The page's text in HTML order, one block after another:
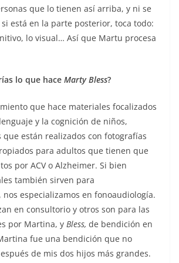
que lo tienen así arriba, y ni se
está en la parte posterior, toca todo:
lo visual… Así que Martu procesa
lo que hace Marty Bless?
que hace materiales focalizados
y la cognición de niños,
están realizados con fotografías
para adultos que tienen que
por ACV o Alzheimer. Si bien
también sirven para
nos especializamos en fonoaudiología.
en consultorio y otros son para las
por Martina, y Bless, de bendición en
fue una bendición que no
de mis dos hijos más grandes.